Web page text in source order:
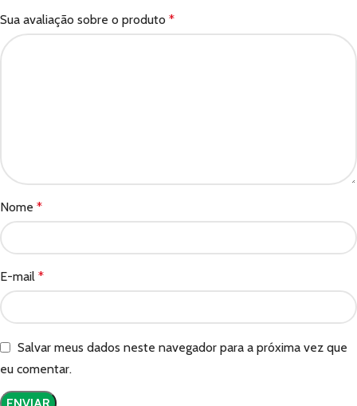
Sua avaliação sobre o produto *
Nome *
E-mail *
Salvar meus dados neste navegador para a próxima vez que
eu comentar.